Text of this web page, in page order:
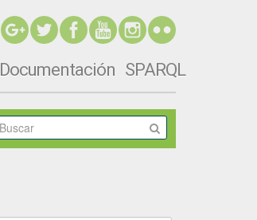
Documentación SPARQL